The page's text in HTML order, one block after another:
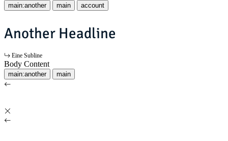
main:another main account
Another Headline
Eine Subline
Body Content
main:another main